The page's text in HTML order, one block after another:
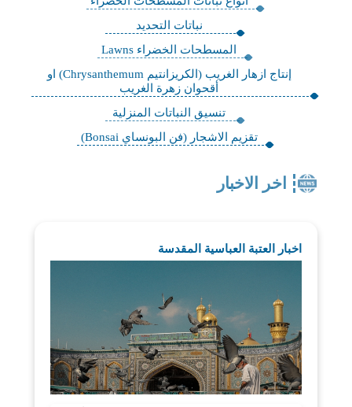
نباتات التحديد
المسطحات الخضراء Lawns
إنتاج ازهار الغريب (الكريزانتيم Chrysanthemum) او
أقحوان زهرة الغريب
تنسيق النباتات المنزلية
تقزيم الاشجار (فن البونساي Bonsai)
اخر الاخبار
اخبار العتبة العباسية المقدسة